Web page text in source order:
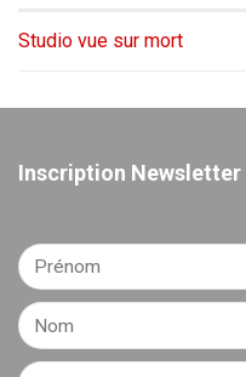
Studio vue sur mort
Inscription Newsletter